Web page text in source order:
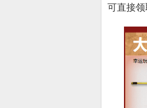
可直接领